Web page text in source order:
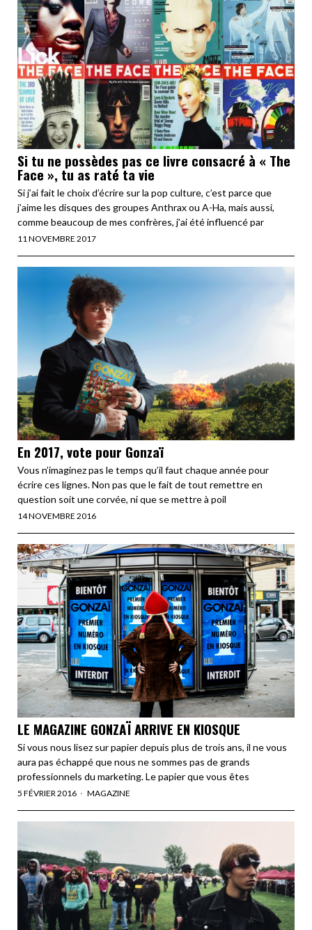
Si tu ne possèdes pas ce livre consacré à « The
Face », tu as raté ta vie
Si j’ai fait le choix d’écrire sur la pop culture, c’est parce que
j’aime les disques des groupes Anthrax ou A-Ha, mais aussi,
comme beaucoup de mes confrères, j’ai été influencé par
11 NOVEMBRE 2017
En 2017, vote pour Gonzaï
Vous n’imaginez pas le temps qu’il faut chaque année pour
écrire ces lignes. Non pas que le fait de tout remettre en
question soit une corvée, ni que se mettre à poil
14 NOVEMBRE 2016
LE MAGAZINE GONZAÏ ARRIVE EN KIOSQUE
Si vous nous lisez sur papier depuis plus de trois ans, il ne vous
aura pas échappé que nous ne sommes pas de grands
professionnels du marketing. Le papier que vous êtes
5 FÉVRIER 2016 MAGAZINE